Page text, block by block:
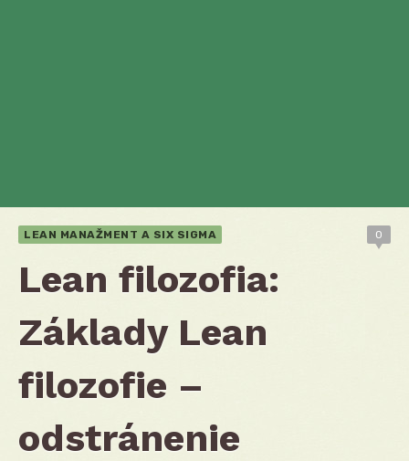
LEAN MANAŽMENT A SIX SIGMA 0
Lean filozofia:
Základy Lean
filozofie –
odstránenie